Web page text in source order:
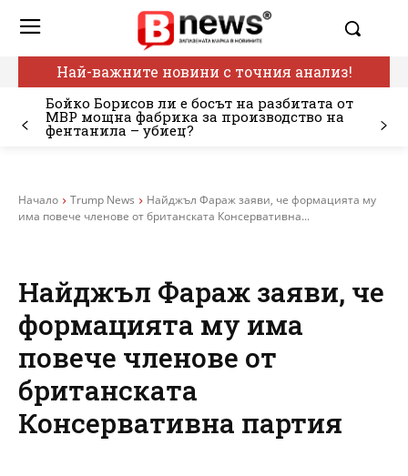
Най-важните новини с точния анализ!
Бойко Борисов ли е босът на разбитата от
МВР мощна фабрика за производство на
фентанила – убиец?
Начало Trump News
Найджъл Фараж заяви, че формацията му
има повече членове от британската Консервативна...
Найджъл Фараж заяви, че
формацията му има
повече членове от
британската
Консервативна партия